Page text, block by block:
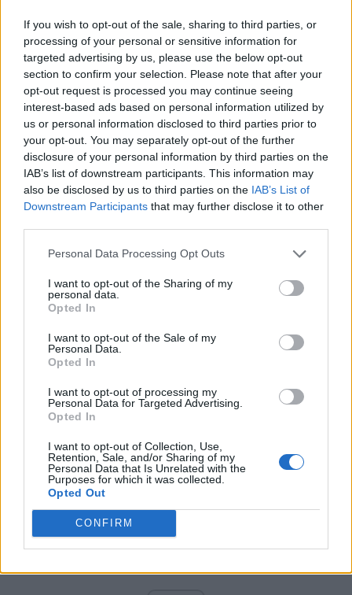
If you wish to opt-out of the sale, sharing to third parties, or
processing of your personal or sensitive information for
targeted advertising by us, please use the below opt-out
section to confirm your selection. Please note that after your
opt-out request is processed you may continue seeing
interest-based ads based on personal information utilized by
us or personal information disclosed to third parties prior to
your opt-out. You may separately opt-out of the further
disclosure of your personal information by third parties on the
IAB’s list of downstream participants. This information may
also be disclosed by us to third parties on the IAB’s List of
Downstream Participants that may further disclose it to other
Personal Data Processing Opt Outs
I want to opt-out of the Sharing of my
personal data.
Opted In
I want to opt-out of the Sale of my
Personal Data.
Opted In
I want to opt-out of processing my
Personal Data for Targeted Advertising.
Opted In
I want to opt-out of Collection, Use,
Retention, Sale, and/or Sharing of my
Personal Data that Is Unrelated with the
Purposes for which it was collected.
Opted Out
CONFIRM
REPER
SENS
SOS (Șoșoacă)
POT (Gavrilă)
PACE (Peia)
Acțiunea Conservatoare (Târziu)
PDF (Lazarus)
PUSL (D. Voiculescu)
PNȚCD (Pavelescu)
PNCR (Terheș)
FAR (Coarnă)
Altul
Arată rezultatele
Arhiva sondajelor